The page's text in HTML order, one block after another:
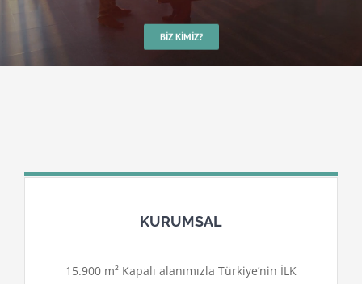
BIZ KIMIZ?
KURUMSAL
15.900 m² Kapalı alanımızla Türkiye’nin İLK